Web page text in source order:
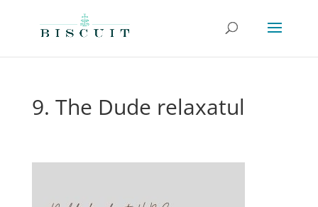
9. The Dude relaxatul